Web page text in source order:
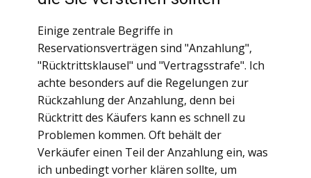
Einige zentrale Begriffe in
Reservationsverträgen sind "Anzahlung",
"Rücktrittsklausel" und "Vertragsstrafe". Ich
achte besonders auf die Regelungen zur
Rückzahlung der Anzahlung, denn bei
Rücktritt des Käufers kann es schnell zu
Problemen kommen. Oft behält der
Verkäufer einen Teil der Anzahlung ein, was
ich unbedingt vorher klären sollte, um